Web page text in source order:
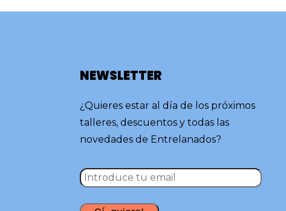
NEWSLETTER
¿Quieres estar al día de los próximos
talleres, descuentos y todas las
novedades de Entrelanados?